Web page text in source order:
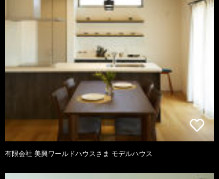
有限会社 美興ワールドハウスさま モデルハウス